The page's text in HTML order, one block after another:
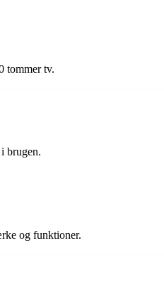
tommer tv.
brugen.
og funktioner.